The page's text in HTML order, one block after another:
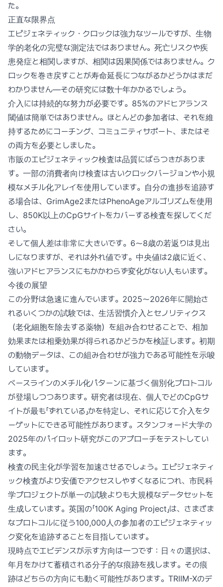
た。
正直な限界点
エピジェネティック・クロックは強力なツールですが、生物
学的老化の完璧な測定法ではありません。死亡リスクや疾
患発症と相関しますが、相関は因果関係ではありません。ク
ロックを巻き戻すことが寿命延長につながるかどうかはまだ
わかりません—その研究には数十年かかるでしょう。
介入には持続的な努力が必要です。85%のアドヒアランス
閾値は簡単ではありません。ほとんどの参加者は、それを維
持するためにコーチング、コミュニティサポート、またはそ
の両方を必要としました。
市販のエピジェネティック検査は品質にばらつきがありま
す。一部の消費者向け検査は古いクロックバージョンや小規
模なメチル化アレイを使用しています。自分の進捗を追跡す
る場合は、GrimAge2またはPhenoAgeアルゴリズムを使用
し、850K以上のCpGサイトをカバーする検査を探してくだ
さい。
そして個人差は非常に大きいです。6〜8歳の若返りは見出
しになりますが、それは外れ値です。中央値は2歳に近く、
強いアドヒアランスにもかかわらず変化がない人もいます。
今後の展望
この分野は急速に進んでいます。2025〜2026年に開始さ
れるいくつかの試験では、生活習慣介入とセノリティクス
（老化細胞を除去する薬物）を組み合わせることで、相加
効果または相乗効果が得られるかどうかを検証します。初期
の動物データは、この組み合わせが強力である可能性を示唆
しています。
ベースラインのメチル化パターンに基づく個別化プロトコル
が登場しつつあります。研究者は現在、個人でどのCpGサ
イトが最も「ずれている」かを特定し、それに応じて介入をタ
ーゲットにできる可能性があります。スタンフォード大学の
2025年のパイロット研究がこのアプローチをテストしてい
ます。
検査の民主化が学習を加速させるでしょう。エピジェネティ
ック検査がより安価でアクセスしやすくなるにつれ、市民科
学プロジェクトが単一の試験よりも大規模なデータセットを
生成しています。英国の「100K Aging Project」は、さまざま
なプロトコルに従う100,000人の参加者のエピジェネティッ
ク変化を追跡することを目指しています。
現時点でエビデンスが示す方向は一つです：日々の選択は、
年月をかけて蓄積される分子的な痕跡を残します。その痕
跡はどちらの方向にも動く可能性があります。TRIIM-Xのデ